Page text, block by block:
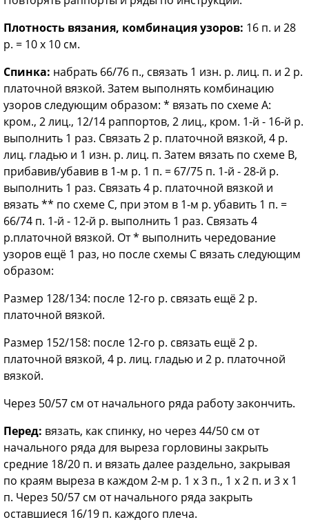
Плотность вязания, комбинация узоров: 16 п. и 28
р. = 10 х 10 см.
Спинка: набрать 66/76 п., связать 1 изн. р. лиц. п. и 2 р.
платочной вязкой. Затем выполнять комбинацию
узоров следующим образом: * вязать по схеме А:
кром., 2 лиц., 12/14 раппортов, 2 лиц., кром. 1-й - 16-й р.
выполнить 1 раз. Связать 2 р. платочной вязкой, 4 р.
лиц. гладью и 1 изн. р. лиц. п. Затем вязать по схеме В,
прибавив/убавив в 1-м р. 1 п. = 67/75 п. 1-й - 28-й р.
выполнить 1 раз. Связать 4 р. платочной вязкой и
вязать ** по схеме С, при этом в 1-м р. убавить 1 п. =
66/74 п. 1-й - 12-й р. выполнить 1 раз. Связать 4
р.платочной вязкой. От * выполнить чередование
узоров ещё 1 раз, но после схемы С вязать следующим
образом:
Размер 128/134: после 12-го р. связать ещё 2 р.
платочной вязкой.
Размер 152/158: после 12-го р. связать ещё 2 р.
платочной вязкой, 4 р. лиц. гладью и 2 р. платочной
вязкой.
Через 50/57 см от начального ряда работу закончить.
Перед: вязать, как спинку, но через 44/50 см от
начального ряда для выреза горловины закрыть
средние 18/20 п. и вязать далее раздельно, закрывая
по краям выреза в каждом 2-м р. 1 х 3 п., 1 х 2 п. и 3 х 1
п. Через 50/57 см от начального ряда закрыть
оставшиеся 16/19 п. каждого плеча.